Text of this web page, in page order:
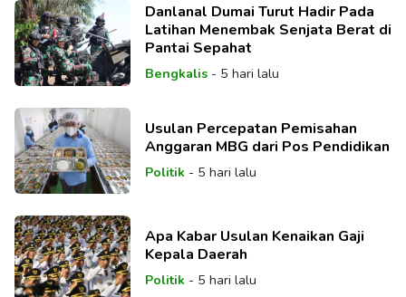
Danlanal Dumai Turut Hadir Pada
Latihan Menembak Senjata Berat di
Pantai Sepahat
Bengkalis- 5 hari lalu
Usulan Percepatan Pemisahan
Anggaran MBG dari Pos Pendidikan
Politik- 5 hari lalu
Apa Kabar Usulan Kenaikan Gaji
Kepala Daerah
Politik- 5 hari lalu